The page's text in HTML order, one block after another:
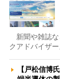
新聞や雑誌な
クアドバイザ
【戸松信博